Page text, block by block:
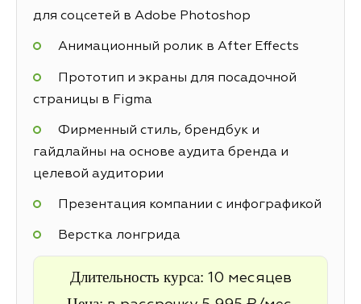
для соцсетей в Adobe Photoshop
Анимационный ролик в After Effects
Прототип и экраны для посадочной
страницы в Figma
Фирменный стиль, брендбук и
гайдлайны на основе аудита бренда и
целевой аудитории
Презентация компании с инфографикой
Верстка лонгрида
Длительность курса: 10 месяцев